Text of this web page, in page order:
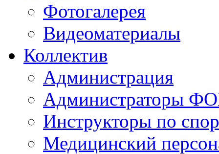
Фотогалерея
Видеоматериалы
Коллектив
Администрация
Администраторы
Инструкторы по
Медицинский